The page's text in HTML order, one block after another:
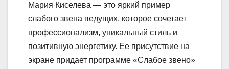
Мария Киселева — это яркий пример
слабого звена ведущих, которое сочетает
профессионализм, уникальный стиль и
позитивную энергетику. Ее присутствие на
экране придает программе «Слабое звено»